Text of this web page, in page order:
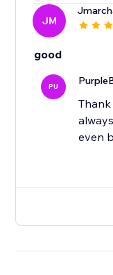
JM
good
PU
even